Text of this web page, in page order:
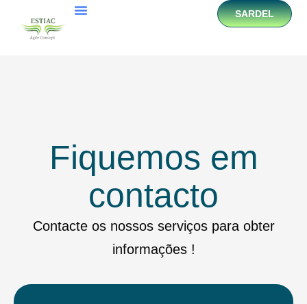
SARDEL
Fiquemos em
contacto
Contacte os nossos serviços para obter
informações !